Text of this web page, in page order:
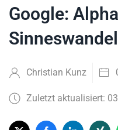
Google:
Sinneswandel
Christian Kunz
Zuletzt aktualisiert: